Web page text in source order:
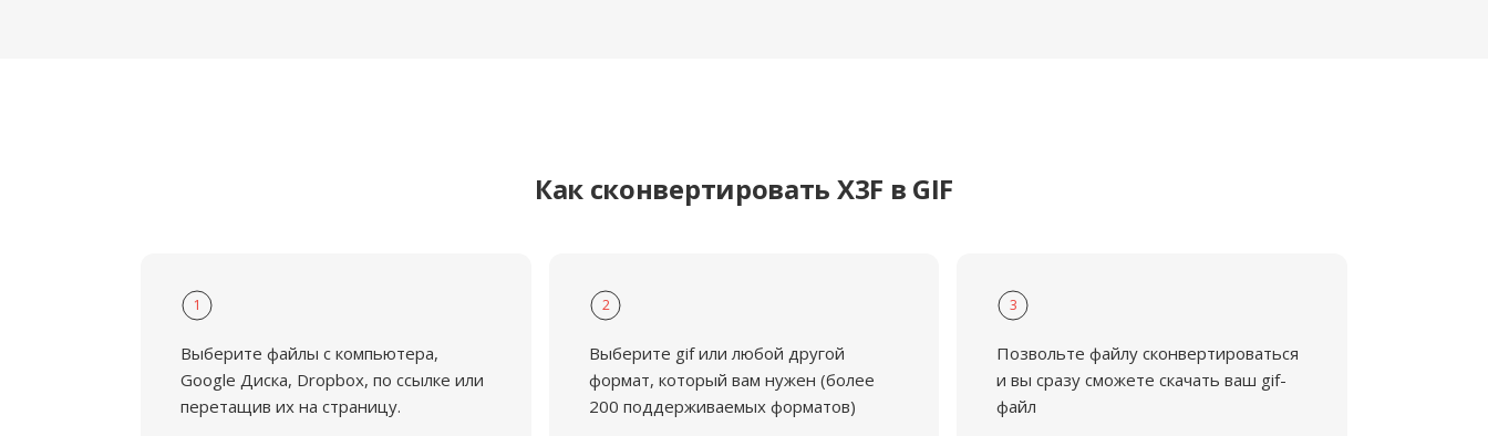
Как сконвертировать X3F в GIF
1
Выберите файлы с компьютера,
Google Диска, Dropbox, по ссылке или
перетащив их на страницу.
2
Выберите gif или любой другой
формат, который вам нужен (более
200 поддерживаемых форматов)
3
Позвольте файлу сконвертироваться
и вы сразу сможете скачать ваш gif-
файл